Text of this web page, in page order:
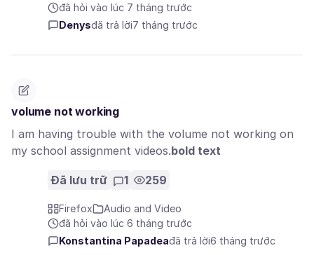
đã hỏi vào lúc 7 tháng trước
Denysđã trả lời7 tháng trước
volume not working
I am having trouble with the volume not working on
my school assignment videos.bold text
Đã lưu trữ 1 259
Firefox
Audio and Video
đã hỏi vào lúc 6 tháng trước
Konstantina Papadeađã trả lời6 tháng trước